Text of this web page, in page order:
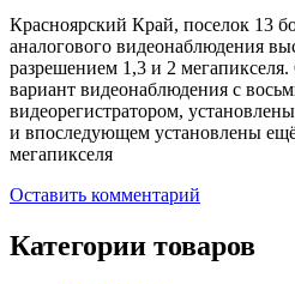
Красноярский Край, поселок 13
аналогового видеонаблюдения
разрешением 1,3 и 2
вариант видеонаблюдения с
видеорегистратором,
и впоследующем установлены
мегапикселя
Оставить комментарий
Категории товаров